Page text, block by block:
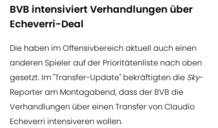
BVB intensiviert Verhandlungen über
Echeverri-Deal
Die haben im Offensivbereich aktuell auch einen
anderen Spieler auf der Prioritätenliste nach oben
gesetzt. Im "Transfer-Update" bekräftigten die Sky-
Reporter am Montagabend, dass der BVB die
Verhandlungen über einen Transfer von Claudio
Echeverri intensiveren wollen.